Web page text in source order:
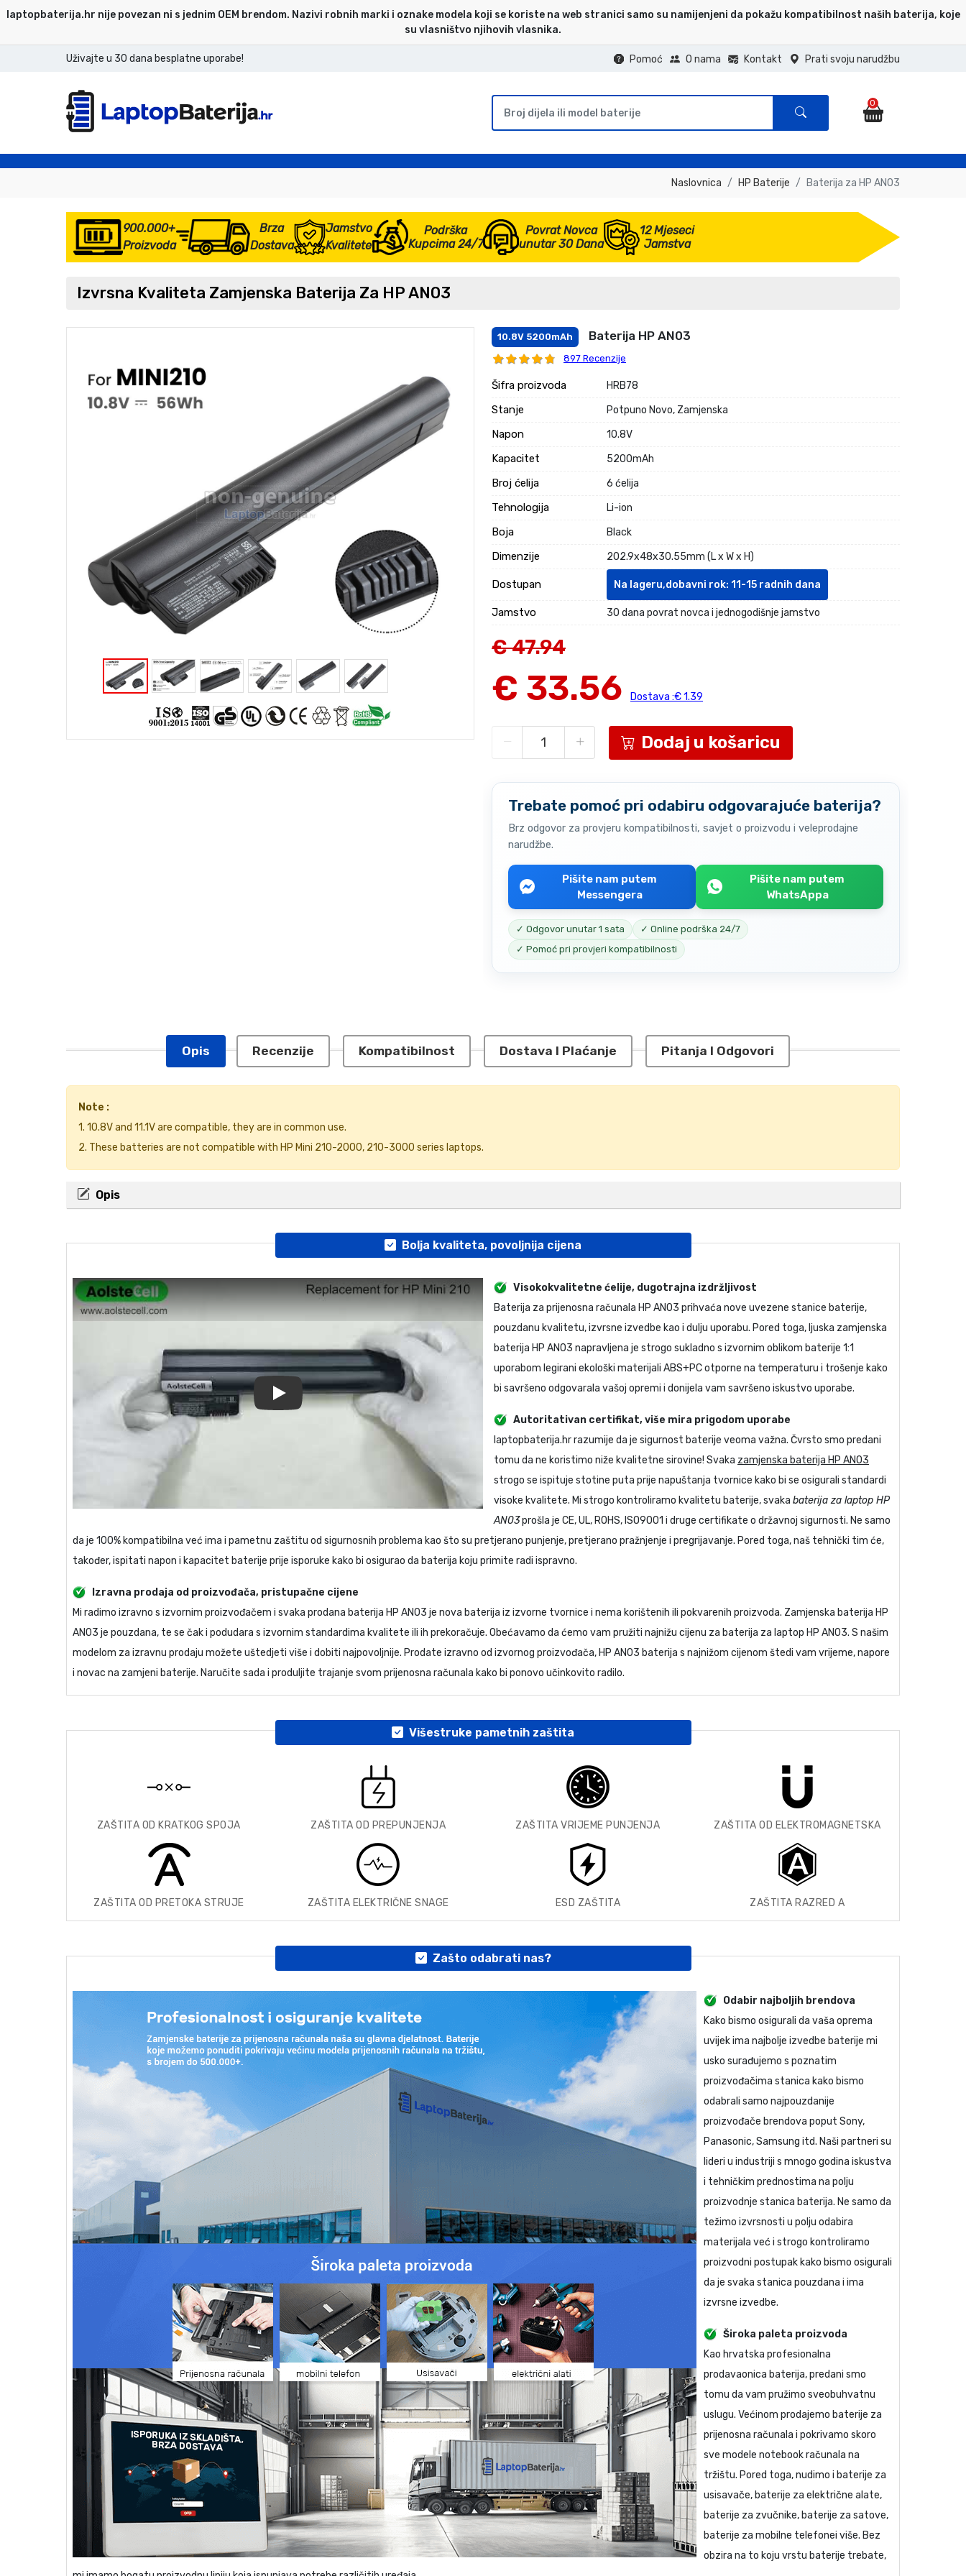
laptopbaterija.hr nije povezan ni s jednim OEM brendom. Nazivi robnih marki i oznake modela koji se koriste na web stranici samo su namijenjeni da pokažu kompatibilnost naših baterija, koje
su vlasništvo njihovih vlasnika.
Uživajte u 30 dana besplatne uporabe! Prati svoju narudžbu
Kontakt
O nama
Pomoć
0
Naslovnica HP Baterije Baterija za HP AN03
900.000+
Proizvoda
Brza
Dostava
Jamstvo
Kvalitete
Podrška
Kupcima 24/7
Povrat Novca
unutar 30 Dana
12 Mjeseci
Jamstva
Izvrsna Kvaliteta Zamjenska Baterija Za HP AN03
10.8V 5200mAh Baterija HP AN03
897 Recenzije
Šifra proizvoda HRB78
Stanje Potpuno Novo, Zamjenska
Napon 10.8V
Kapacitet 5200mAh
Broj ćelija 6 ćelija
Tehnologija Li-ion
Boja Black
Dimenzije 202.9x48x30.55mm (L x W x H)
Dostupan Na lageru,dobavni rok: 11-15 radnih dana
Jamstvo 30 dana povrat novca i jednogodišnje jamstvo
€ 47.94
€ 33.56 Dostava :€ 1.39
Dodaj u košaricu
Trebate pomoć pri odabiru odgovarajuće baterija?
Brz odgovor za provjeru kompatibilnosti, savjet o proizvodu i veleprodajne
narudžbe.
Pišite nam putem
Messengera
Pišite nam putem
WhatsAppa
✓ Odgovor unutar 1 sata
✓ Online podrška 24/7
✓ Pomoć pri provjeri kompatibilnosti
Opis Recenzije Kompatibilnost Dostava I Plaćanje Pitanja I Odgovori
Note :
1. 10.8V and 11.1V are compatible, they are in common use.
2. These batteries are not compatible with HP Mini 210-2000, 210-3000 series laptops.
Opis
Bolja kvaliteta, povoljnija cijena
Visokokvalitetne ćelije, dugotrajna izdržljivost
Baterija za prijenosna računala HP AN03 prihvaća nove uvezene stanice baterije,
pouzdanu kvalitetu, izvrsne izvedbe kao i dulju uporabu. Pored toga, ljuska zamjenska
baterija HP AN03 napravljena je strogo sukladno s izvornim oblikom baterije 1:1
uporabom legirani ekološki materijali ABS+PC otporne na temperaturu i trošenje kako
bi savršeno odgovarala vašoj opremi i donijela vam savršeno iskustvo uporabe.
Autoritativan certifikat, više mira prigodom uporabe
laptopbaterija.hr razumije da je sigurnost baterije veoma važna. Čvrsto smo predani
tomu da ne koristimo niže kvalitetne sirovine! Svaka zamjenska baterija HP AN03
strogo se ispituje stotine puta prije napuštanja tvornice kako bi se osigurali standardi
visoke kvalitete. Mi strogo kontroliramo kvalitetu baterije, svaka baterija za laptop HP
AN03prošla je CE, UL, ROHS, ISO9001 i druge certifikate o državnoj sigurnosti. Ne samo
da je 100% kompatibilna već ima i pametnu zaštitu od sigurnosnih problema kao što su pretjerano punjenje, pretjerano pražnjenje i pregrijavanje. Pored toga, naš tehnički tim će,
također, ispitati napon i kapacitet baterije prije isporuke kako bi osigurao da baterija koju primite radi ispravno.
Izravna prodaja od proizvođača, pristupačne cijene
Mi radimo izravno s izvornim proizvođačem i svaka prodana baterija HP AN03 je nova baterija iz izvorne tvornice i nema korištenih ili pokvarenih proizvoda. Zamjenska baterija HP
AN03 je pouzdana, te se čak i podudara s izvornim standardima kvalitete ili ih prekoračuje. Obećavamo da ćemo vam pružiti najnižu cijenu za baterija za laptop HP AN03. S našim
modelom za izravnu prodaju možete uštedjeti više i dobiti najpovoljnije. Prodate izravno od izvornog proizvođača, HP AN03 baterija s najnižom cijenom štedi vam vrijeme, napore
i novac na zamjeni baterije. Naručite sada i produljite trajanje svom prijenosna računala kako bi ponovo učinkovito radilo.
Višestruke pametnih zaštita
ZAŠTITA OD KRATKOG SPOJA ZAŠTITA OD PREPUNJENJA ZAŠTITA VRIJEME PUNJENJA ZAŠTITA OD ELEKTROMAGNETSKA
ZAŠTITA OD PRETOKA STRUJE ZAŠTITA ELEKTRIČNE SNAGE ESD ZAŠTITA ZAŠTITA RAZRED A
Zašto odabrati nas?
Odabir najboljih brendova
Kako bismo osigurali da vaša oprema
uvijek ima najbolje izvedbe baterije mi
usko surađujemo s poznatim
proizvođačima stanica kako bismo
odabrali samo najpouzdanije
proizvođače brendova poput Sony,
Panasonic, Samsung itd. Naši partneri su
lideri u industriji s mnogo godina iskustva
i tehničkim prednostima na polju
proizvodnje stanica baterija. Ne samo da
težimo izvrsnosti u polju odabira
materijala već i strogo kontroliramo
proizvodni postupak kako bismo osigurali
da je svaka stanica pouzdana i ima
izvrsne izvedbe.
Široka paleta proizvoda
Kao hrvatska profesionalna
prodavaonica baterija, predani smo
tomu da vam pružimo sveobuhvatnu
uslugu. Većinom prodajemo baterije za
prijenosna računala i pokrivamo skoro
sve modele notebook računala na
tržištu. Pored toga, nudimo i baterije za
usisavače, baterije za električne alate,
baterije za zvučnike, baterije za satove,
baterije za mobilne telefonei više. Bez
obzira na to koju vrstu baterije trebate,